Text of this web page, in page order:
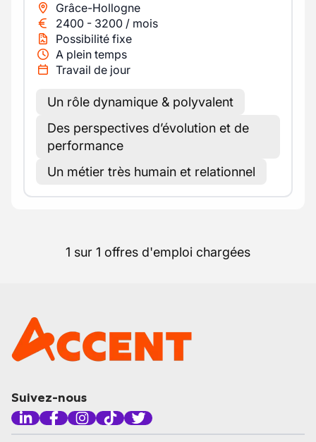
Grâce-Hollogne
2400 - 3200 / mois
Possibilité fixe
A plein temps
Travail de jour
Un rôle dynamique & polyvalent
Des perspectives d’évolution et de
performance
Un métier très humain et relationnel
1 sur 1 offres d'emploi chargées
Suivez-nous